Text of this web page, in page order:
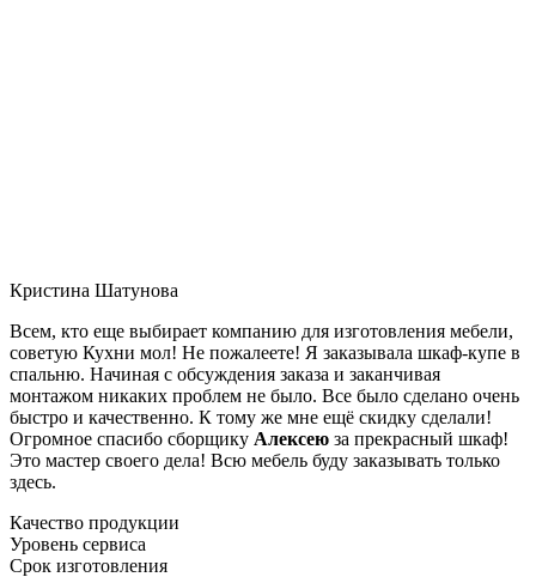
Кристина Шатунова
Всем, кто еще выбирает компанию для изготовления мебели,
советую Кухни мол! Не пожалеете! Я заказывала шкаф-купе в
спальню. Начиная с обсуждения заказа и заканчивая
монтажом никаких проблем не было. Все было сделано очень
быстро и качественно. К тому же мне ещё скидку сделали!
Огромное спасибо сборщику Алексею за прекрасный шкаф!
Это мастер своего дела! Всю мебель буду заказывать только
здесь.
Качество продукции
Уровень сервиса
Срок изготовления